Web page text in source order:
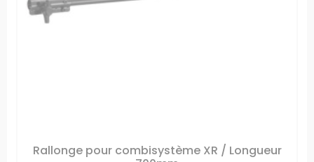
Rallonge pour combisystème XR / Longueur